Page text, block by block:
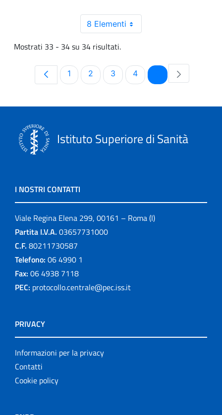
8 Elementi
Mostrati 33 - 34 su 34 risultati.
Pagina
1 Pagina
2 Pagina
3 Pagina
4 Pagina
Istituto Superiore di Sanità
I NOSTRI CONTATTI
Viale Regina Elena 299, 00161 – Roma (I)
Partita I.V.A. 03657731000
C.F. 80211730587
Telefono: 06 4990 1
Fax: 06 4938 7118
PEC: protocollo.centrale@pec.iss.it
PRIVACY
Informazioni per la privacy
Contatti
Cookie policy